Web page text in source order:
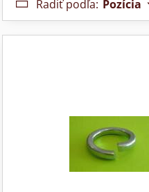
Radiť podľa: Pozícia